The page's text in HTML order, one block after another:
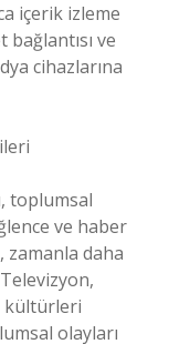
içerik izleme
ve
cihazlarına
toplumsal
ve haber
zamanla daha
kültürleri
olayları